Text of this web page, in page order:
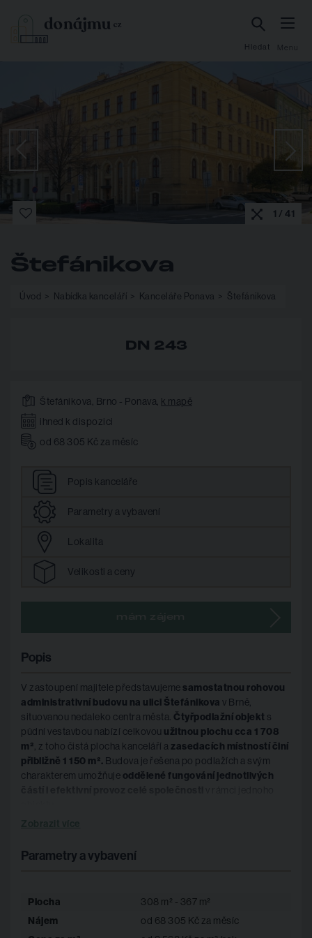
Hledat Menu
1 / 41
Štefánikova
Úvod Nabídka kanceláří Kanceláře Ponava Štefánikova
DN 243
Štefánikova, Brno - Ponava, k mapě
ihned k dispozici
od 68 305 Kč za měsíc
Popis kanceláře
Parametry a vybavení
Lokalita
Velikosti a ceny
Popis
V zastoupení majitele představujeme samostatnou rohovou
administrativní budovu na ulici Štefánikova v Brně,
situovanou nedaleko centra města. Čtyřpodlažní objekt s
půdní vestavbou nabízí celkovou užitnou plochu cca 1 708
m², z toho čistá plocha kanceláří a zasedacích místností činí
přibližně 1 150 m². Budova je řešena po podlažích a svým
charakterem umožňuje oddělené fungování jednotlivých
prostory velmi dobře
prosvětlené denním světlem
podporuje příjemné pracovní prostředí. Objekt disponuje
modrých zón, k dispozici je také několik vyhrazených
parkovacích stání
od města Brna k pronájmu.
Parametry a vybavení
Plocha 308 m² - 367 m²
Nájem od 68 305 Kč za měsíc